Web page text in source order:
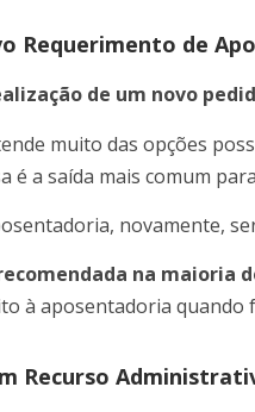
Requerimento de
de um novo
muito das opções
é a saída mais comum
novamente,
na maioria
à aposentadoria quando
Recurso